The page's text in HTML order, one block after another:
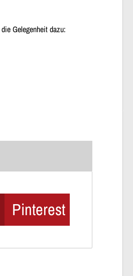
die Gelegenheit dazu:
Pinterest